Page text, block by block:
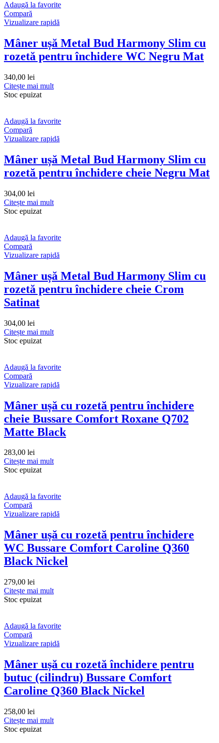
Adaugă la favorite
Compară
Vizualizare rapidă
Mâner ușă Metal Bud Harmony Slim cu
rozetă pentru închidere WC Negru Mat
340,00 lei
Citește mai mult
Stoc epuizat
Adaugă la favorite
Compară
Vizualizare rapidă
Mâner ușă Metal Bud Harmony Slim cu
rozetă pentru închidere cheie Negru Mat
304,00 lei
Citește mai mult
Stoc epuizat
Adaugă la favorite
Compară
Vizualizare rapidă
Mâner ușă Metal Bud Harmony Slim cu
rozetă pentru închidere cheie Crom
Satinat
304,00 lei
Citește mai mult
Stoc epuizat
Adaugă la favorite
Compară
Vizualizare rapidă
Mâner ușă cu rozetă pentru închidere
cheie Bussare Comfort Roxane Q702
Matte Black
283,00 lei
Citește mai mult
Stoc epuizat
Adaugă la favorite
Compară
Vizualizare rapidă
Mâner ușă cu rozetă pentru închidere
WC Bussare Comfort Caroline Q360
Black Nickel
279,00 lei
Citește mai mult
Stoc epuizat
Adaugă la favorite
Compară
Vizualizare rapidă
Mâner ușă cu rozetă închidere pentru
butuc (cilindru) Bussare Comfort
Caroline Q360 Black Nickel
258,00 lei
Citește mai mult
Stoc epuizat